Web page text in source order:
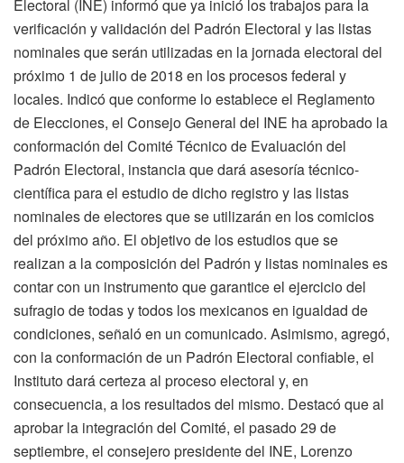
Electoral (INE) informó que ya inició los trabajos para la
verificación y validación del Padrón Electoral y las listas
nominales que serán utilizadas en la jornada electoral del
próximo 1 de julio de 2018 en los procesos federal y
locales. Indicó que conforme lo establece el Reglamento
de Elecciones, el Consejo General del INE ha aprobado la
conformación del Comité Técnico de Evaluación del
Padrón Electoral, instancia que dará asesoría técnico-
científica para el estudio de dicho registro y las listas
nominales de electores que se utilizarán en los comicios
del próximo año. El objetivo de los estudios que se
realizan a la composición del Padrón y listas nominales es
contar con un instrumento que garantice el ejercicio del
sufragio de todas y todos los mexicanos en igualdad de
condiciones, señaló en un comunicado. Asimismo, agregó,
con la conformación de un Padrón Electoral confiable, el
Instituto dará certeza al proceso electoral y, en
consecuencia, a los resultados del mismo. Destacó que al
aprobar la integración del Comité, el pasado 29 de
septiembre, el consejero presidente del INE, Lorenzo